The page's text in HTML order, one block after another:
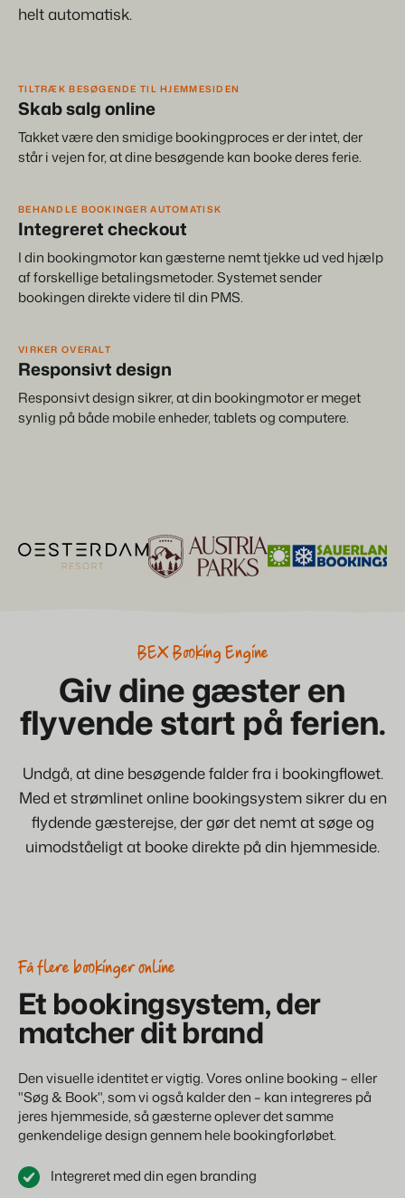
Generer leads til at sælge dine udlejningsobjekter.
Hils på gæsterne på deres eget sprog.
Marketing
Markedsføring af fast ejendom
Dit projekt blev udsolgt på ingen tid.
Booking Analytics
For ferieparker
Opdag fordelene ved Booking Experts til ferieparker.
For grupper
Bookingeksperter sætter
vores fokus tilbage på
Gijs Meerdink
welcome.in
Read all stories
Om os
Få svar på dine spørgsmål
Job / Karriere
Find dit nye drømmejob!
Kontakt os
Om os
Historien bag Booking Experts.
helt automatisk.
TILTRÆK BESØGENDE TIL HJEMMESIDEN
Skab salg online
Takket være den smidige bookingproces er der intet, der
står i vejen for, at dine besøgende kan booke deres ferie.
BEHANDLE BOOKINGER AUTOMATISK
Integreret checkout
I din bookingmotor kan gæsterne nemt tjekke ud ved hjælp
af forskellige betalingsmetoder. Systemet sender
bookingen direkte videre til din PMS.
VIRKER OVERALT
Responsivt design
Responsivt design sikrer, at din bookingmotor er meget
synlig på både mobile enheder, tablets og computere.
BEX Booking Engine
Giv dine gæster en
flyvende start på ferien.
Undgå, at dine besøgende falder fra i bookingflowet.
Med et strømlinet online bookingsystem sikrer du en
flydende gæsterejse, der gør det nemt at søge og
uimodståeligt at booke direkte på din hjemmeside.
Få flere bookinger online
Et bookingsystem, der
matcher dit brand
Den visuelle identitet er vigtig. Vores online booking – eller
"Søg & Book", som vi også kalder den – kan integreres på
jeres hjemmeside, så gæsterne oplever det samme
genkendelige design gennem hele bookingforløbet.
Integreret med din egen branding